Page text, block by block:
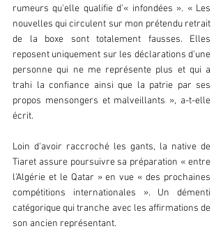
rumeurs qu'elle qualifie d'« infondées ». « Les
nouvelles qui circulent sur mon prétendu retrait
de la boxe sont totalement fausses. Elles
reposent uniquement sur les déclarations d'une
personne qui ne me représente plus et qui a
trahi la confiance ainsi que la patrie par ses
propos mensongers et malveillants », a-t-elle
écrit.
Loin d'avoir raccroché les gants, la native de
Tiaret assure poursuivre sa préparation « entre
l'Algérie et le Qatar » en vue « des prochaines
compétitions internationales ». Un démenti
catégorique qui tranche avec les affirmations de
son ancien représentant.